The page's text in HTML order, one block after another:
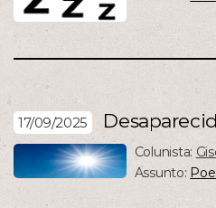
17/09/2025
Colunista:
Assunto: